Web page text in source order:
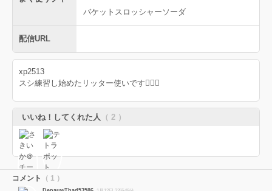
バケットスロッシャーソーダ
配信URL
xp2513
スシ練習し始めたリッター使いです😵‍💫🤍
いいね！してくれた人 （ 2 ）
コメント （ 1 ）